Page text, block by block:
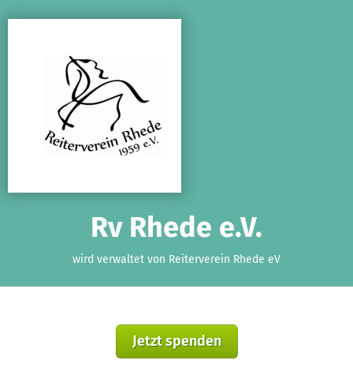
Rv Rhede e.V.
wird verwaltet von Reiterverein Rhede eV
Jetzt spenden